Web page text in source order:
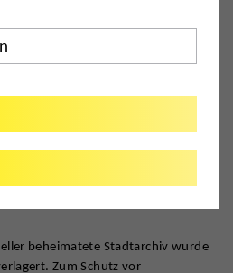
beheimatete Stadtarchiv wurde
Zum Schutz vor